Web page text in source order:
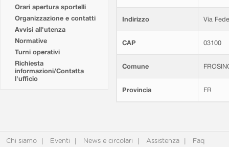
Orari apertura sportelli
Organizzazione e contatti
Avvisi all'utenza
Normative
Turni operativi
Richiesta
informazioni/Contatta
l'ufficio
Indirizzo Via
CAP 03100
Comune
Provincia FR
Chi siamo Eventi News e circolari Assistenza Faq